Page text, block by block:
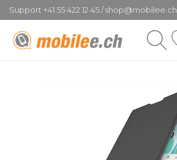
Support +41 55 422 12 45 / shop@mobilee.ch